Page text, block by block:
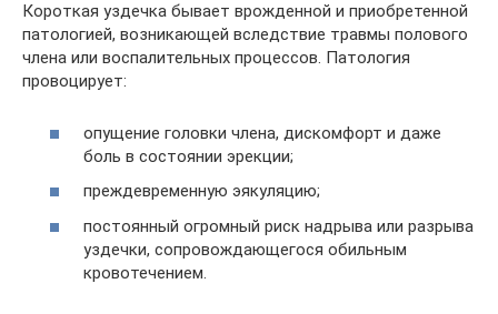
Короткая уздечка бывает врожденной и приобретенной
патологией, возникающей вследствие травмы полового
члена или воспалительных процессов. Патология
провоцирует:
опущение головки члена, дискомфорт и даже
боль в состоянии эрекции;
преждевременную эякуляцию;
постоянный огромный риск надрыва или разрыва
уздечки, сопровождающегося обильным
кровотечением.